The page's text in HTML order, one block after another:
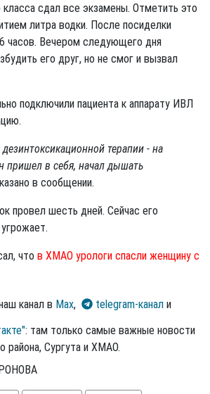
класса сдал все экзамены. Отметить это
литра водки. После посиделки
часов. Вечером следующего дня
его друг, но не смог и вызвал
подключили пациента к аппарату ИВЛ
терапии - на
пришел в себя, начал дышать
в сообщении.
провел шесть дней. Сейчас его
что в ХМАО урологи спасли женщину с
канал в Max, telegram-канал и
: там только самые важные новости
района, Сургута и ХМАО.